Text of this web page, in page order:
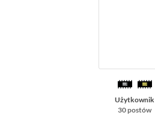
Użytkownik
30 postów